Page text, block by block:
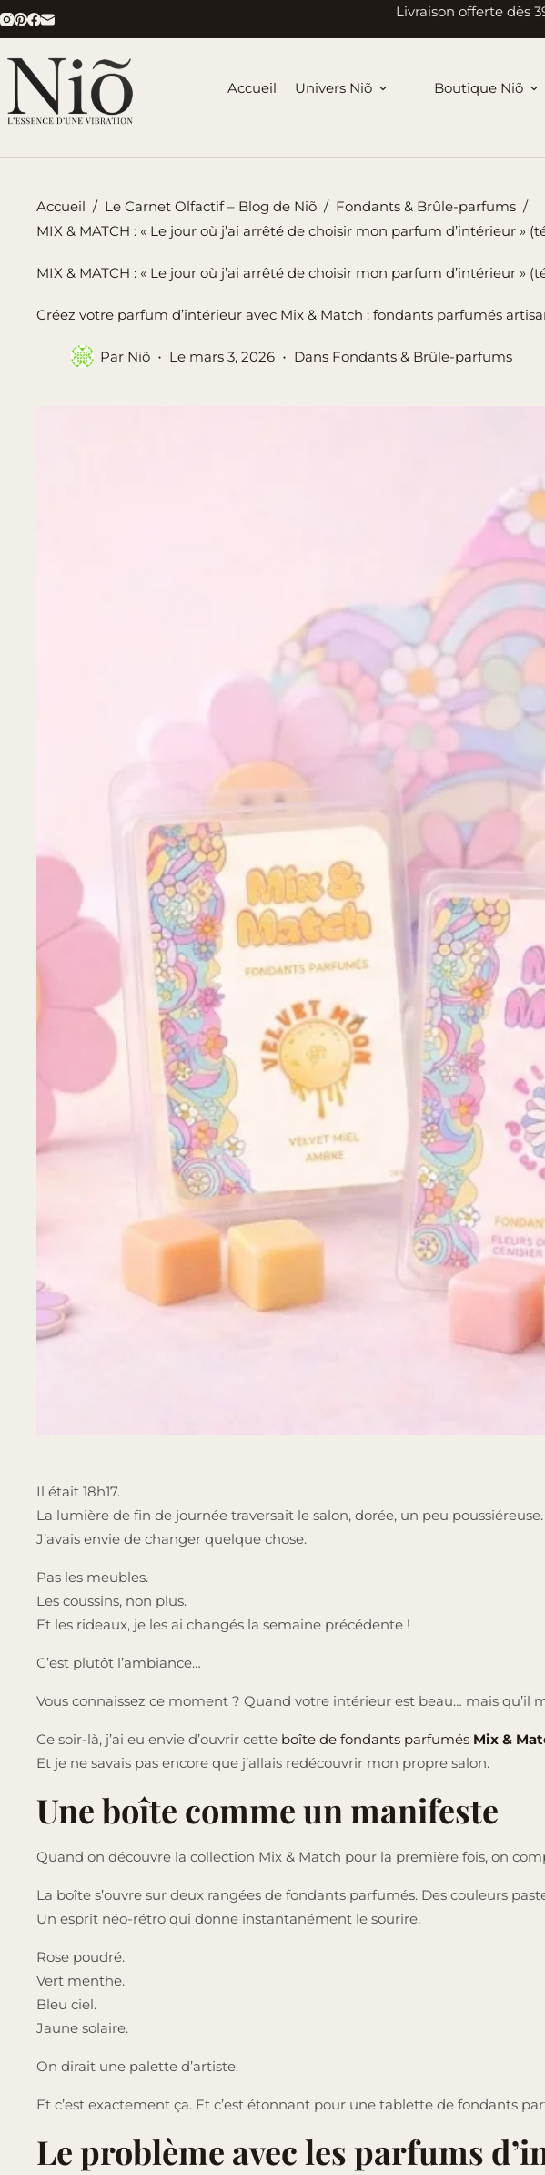
Passer
au
contenu
Livraison offerte dès
Accueil Univers Niõ Boutique Niõ
Accueil / Le Carnet Olfactif – Blog de Niõ / Fondants & Brûle-parfums /
MIX & MATCH : « Le jour où j’ai arrêté de choisir mon parfum d’intérieur »
MIX & MATCH : « Le jour où j’ai arrêté de choisir mon parfum d’intérieur »
Créez votre parfum d’intérieur avec Mix & Match : fondants parfumés
Par Niõ Le mars 3, 2026 Dans Fondants & Brûle-parfums
Il était 18h17.
La lumière de fin de journée traversait le salon, dorée, un peu poussiéreuse.
J’avais envie de changer quelque chose.
Pas les meubles.
Les coussins, non plus.
Et les rideaux, je les ai changés la semaine précédente !
C’est plutôt l’ambiance…
Vous connaissez ce moment ? Quand votre intérieur est beau… mais qu’il
Ce soir-là, j’ai eu envie d’ouvrir cette boîte de fondants parfumés Mix &
Et je ne savais pas encore que j’allais redécouvrir mon propre salon.
Une boîte comme un manifeste
Quand on découvre la collection Mix & Match pour la première fois, on
La boîte s’ouvre sur deux rangées de fondants parfumés. Des couleurs
Un esprit néo-rétro qui donne instantanément le sourire.
Rose poudré.
Vert menthe.
Bleu ciel.
Jaune solaire.
On dirait une palette d’artiste.
Et c’est exactement ça. Et c’est étonnant pour une tablette de fondants
Le problème avec les parfums